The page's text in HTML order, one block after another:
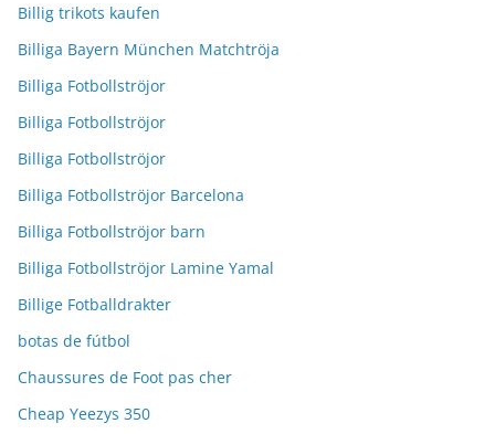
Billig trikots kaufen
Billiga Bayern München Matchtröja
Billiga Fotbollströjor
Billiga Fotbollströjor
Billiga Fotbollströjor
Billiga Fotbollströjor Barcelona
Billiga Fotbollströjor barn
Billiga Fotbollströjor Lamine Yamal
Billige Fotballdrakter
botas de fútbol
Chaussures de Foot pas cher
Cheap Yeezys 350